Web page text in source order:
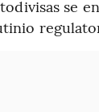
se